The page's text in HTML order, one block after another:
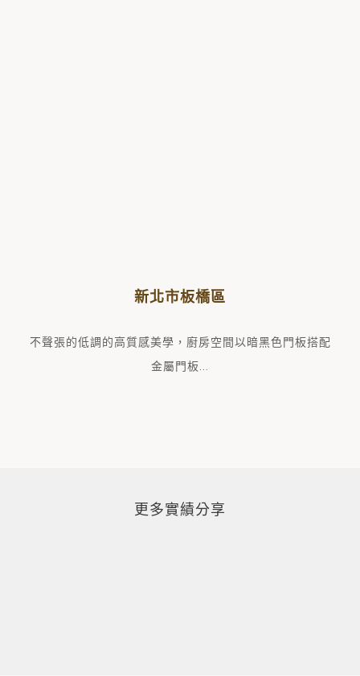
新北市板橋區
不聲張的低調的高質感美學， 廚房空間以暗黑色門板搭配
金屬門板
更多實績分享